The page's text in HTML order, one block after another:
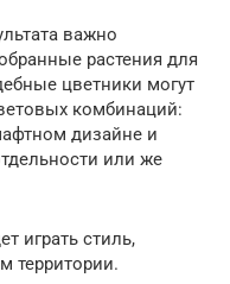
важно
растения для
цветники могут
комбинаций:
дизайне и
или же
играть стиль,
территории.